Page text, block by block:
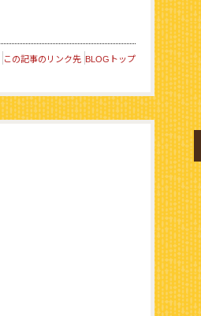
この記事のリンク先 BLOGトップ